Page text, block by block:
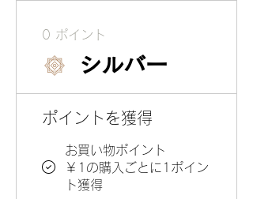
シルバー
0 ポイント
ポイントを獲得
お買い物ポイント
￥1の購入ごとに1ポイン
ト獲得